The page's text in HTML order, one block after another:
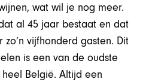
wat wil je nog meer.
al 45 jaar bestaat en dat
vijfhonderd gasten. Dit
is een van de oudste
België. Altijd een